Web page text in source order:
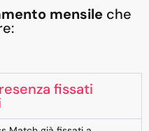
mensile che
fissati